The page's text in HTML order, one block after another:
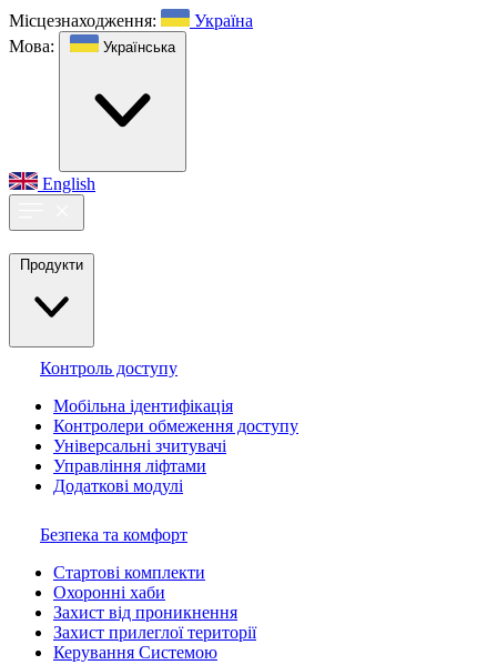
Місцезнаходження:
Україна
Мова:
Українська
English
Продукти
Контроль доступу
Мобільна ідентифікація
Контролери обмеження доступу
Універсальні зчитувачі
Управління ліфтами
Додаткові модулі
Безпека та комфорт
Стартові комплекти
Охоронні хаби
Захист від проникнення
Захист прилеглої території
Керування Системою